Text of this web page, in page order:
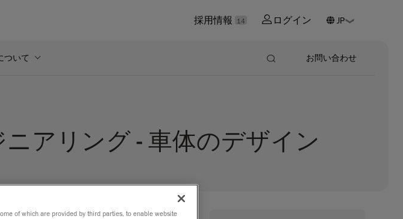
採用情報 14 ログイン
ついて お問い合わせ
アリング - 車体のデザイン
of which are provided by third parties, to enable website